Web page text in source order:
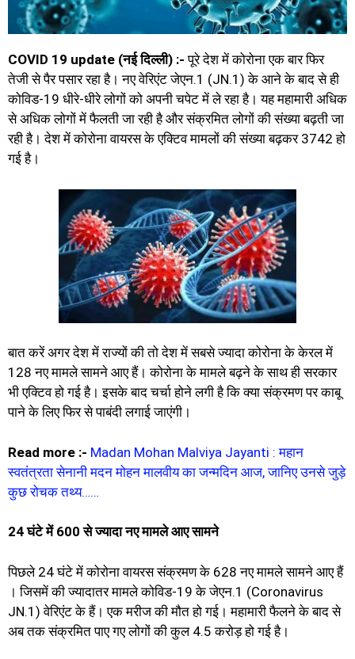
COVID 19 update (नई दिल्ली) :- पूरे देश में कोरोना एक बार फिर
तेजी से पैर पसार रहा है। नए वेरिएंट जेएन.1 (JN.1) के आने के बाद से ही
कोविड-19 धीरे-धीरे लोगों को अपनी चपेट में ले रहा है। यह महामारी अधिक
से अधिक लोगों में फैलती जा रही है और संक्रमित लोगों की संख्या बढ़ती जा
रही है।देश में कोरोना वायरस के एक्टिव मामलों की संख्या बढ़कर 3742 हो
गई है।
बात करें अगर देश में राज्यों की तो देश में सबसे ज्यादा कोरोना के केरल में
128 नए मामले सामने आए हैं। कोरोना के मामले बढ़ने के साथ ही सरकार
भी एक्टिव हो गई है। इसके बाद चर्चा होने लगी है कि क्या संक्रमण पर काबू
पाने के लिए फिर से पाबंदी लगाई जाएंगी।
Read more :- Madan Mohan Malviya Jayanti : महान
स्वतंत्रता सेनानी मदन मोहन मालवीय का जन्मदिन आज, जानिए उनसे जुड़े
कुछ रोचक तथ्य……
24 घंटे में 600 से ज्यादा नए मामले आए सामने
पिछले 24 घंटे में कोरोना वायरस संक्रमण के 628 नए मामले सामने आए हैं
। जिसमें की ज्यादातर मामले कोविड-19 के जेएन.1 (Coronavirus
JN.1) वेरिएंट के हैं। एक मरीज की मौत हो गई। महामारी फैलने के बाद से
अब तक संक्रमित पाए गए लोगों की कुल 4.5 करोड़ हो गई है।